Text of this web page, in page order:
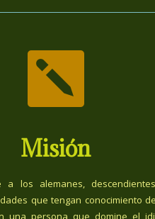

Misión
a los alemanes,
que tengan conocimiento
una persona que domine el